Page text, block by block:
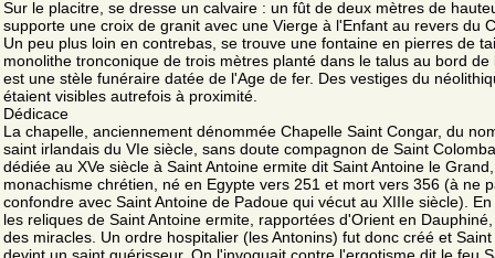
Sur le placitre, se dresse un calvaire : un fût de deux mètres de
supporte une croix de granit avec une Vierge à l'Enfant au revers du
Un peu plus loin en contrebas, se trouve une fontaine en pierres de
monolithe tronconique de trois mètres planté dans le talus au bord de
est une stèle funéraire datée de l'Age de fer. Des vestiges du
étaient visibles autrefois à proximité.
Dédicace
La chapelle, anciennement dénommée Chapelle Saint Congar, du
saint irlandais du VIe siècle, sans doute compagnon de Saint
dédiée au XVe siècle à Saint Antoine ermite dit Saint Antoine le
monachisme chrétien, né en Egypte vers 251 et mort vers 356 (à ne
confondre avec Saint Antoine de Padoue qui vécut au XIIIe siècle).
les reliques de Saint Antoine ermite, rapportées d'Orient en
des miracles. Un ordre hospitalier (les Antonins) fut donc créé et Saint
devint un saint guérisseur. On l'invoquait contre l'ergotisme dit le feu